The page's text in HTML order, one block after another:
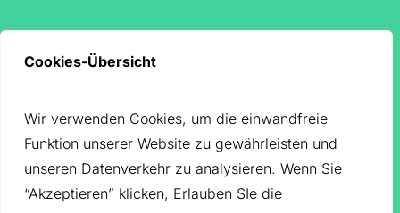
Cookies-Übersicht
Wir verwenden Cookies, um die einwandfreie
Funktion unserer Website zu gewährleisten und
unseren Datenverkehr zu analysieren. Wenn Sie
“Akzeptieren” klicken, Erlauben SIe die
Barrierefreiheitserklärung
Datenschutz